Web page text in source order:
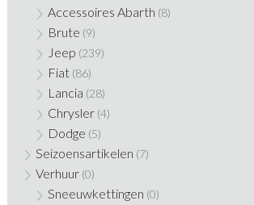
Accessoires Abarth (8)
Brute (9)
Jeep (239)
Fiat (86)
Lancia (28)
Chrysler (4)
Dodge (5)
Seizoensartikelen (7)
Verhuur (0)
Sneeuwkettingen (0)